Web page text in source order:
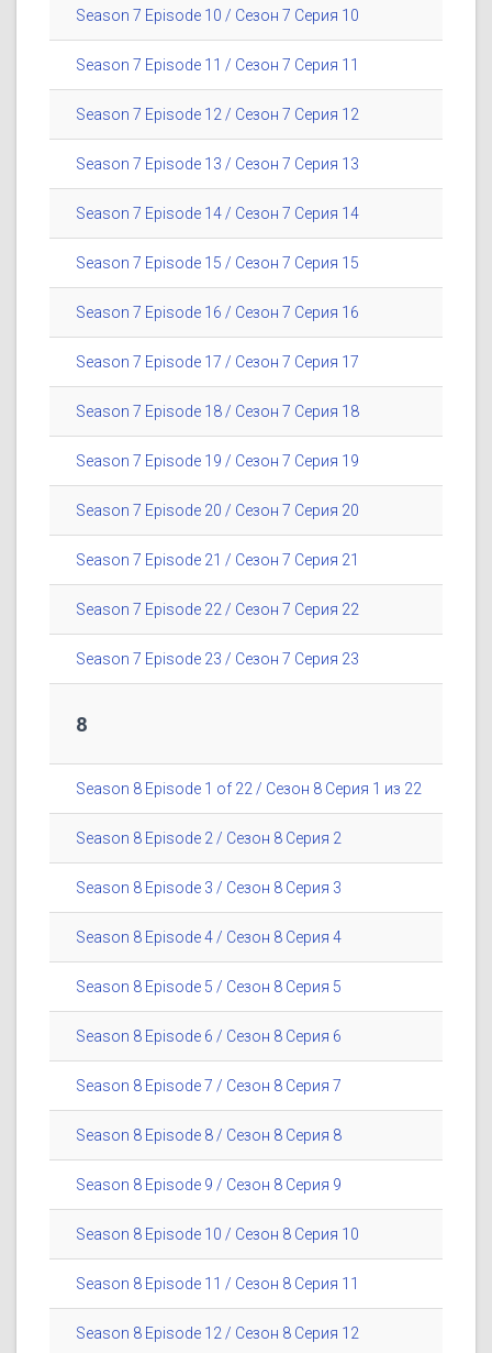
Season 7 Episode 10 / Сезон 7 Серия 10
Season 7 Episode 11 / Сезон 7 Серия 11
Season 7 Episode 12 / Сезон 7 Серия 12
Season 7 Episode 13 / Сезон 7 Серия 13
Season 7 Episode 14 / Сезон 7 Серия 14
Season 7 Episode 15 / Сезон 7 Серия 15
Season 7 Episode 16 / Сезон 7 Серия 16
Season 7 Episode 17 / Сезон 7 Серия 17
Season 7 Episode 18 / Сезон 7 Серия 18
Season 7 Episode 19 / Сезон 7 Серия 19
Season 7 Episode 20 / Сезон 7 Серия 20
Season 7 Episode 21 / Сезон 7 Серия 21
Season 7 Episode 22 / Сезон 7 Серия 22
Season 7 Episode 23 / Сезон 7 Серия 23
8
Season 8 Episode 1 of 22 / Сезон 8 Серия 1 из 22
Season 8 Episode 2 / Сезон 8 Серия 2
Season 8 Episode 3 / Сезон 8 Серия 3
Season 8 Episode 4 / Сезон 8 Серия 4
Season 8 Episode 5 / Сезон 8 Серия 5
Season 8 Episode 6 / Сезон 8 Серия 6
Season 8 Episode 7 / Сезон 8 Серия 7
Season 8 Episode 8 / Сезон 8 Серия 8
Season 8 Episode 9 / Сезон 8 Серия 9
Season 8 Episode 10 / Сезон 8 Серия 10
Season 8 Episode 11 / Сезон 8 Серия 11
Season 8 Episode 12 / Сезон 8 Серия 12